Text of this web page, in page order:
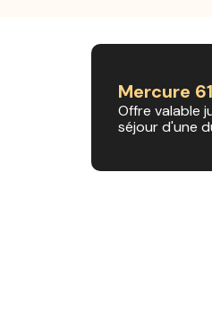
Mercure
Offre valable
séjour d'une